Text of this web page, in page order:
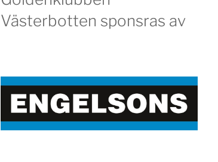
Västerbotten sponsras av